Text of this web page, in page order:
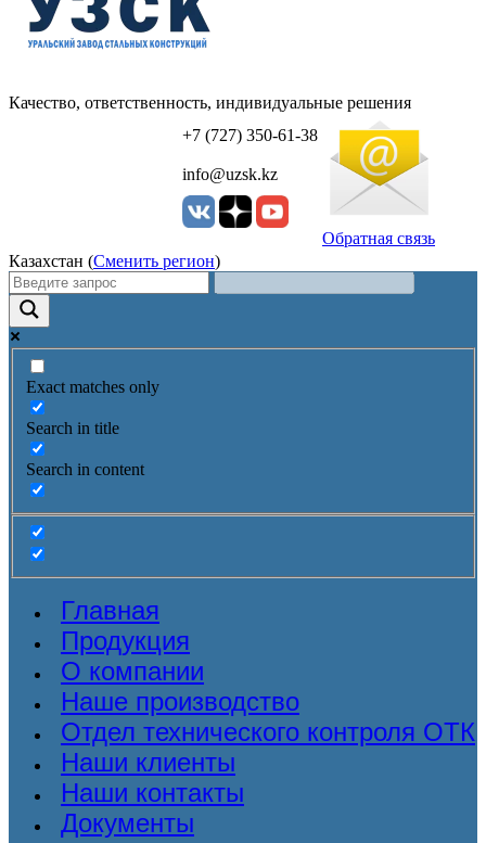
УЗСК Казахстан
Качество, ответственность, индивидуальные решения
+7 (727) 350-61-38
info@uzsk.kz
Обратная связь
Казахстан (Сменить регион)
Exact matches only
Search in title
Search in content
Главная
Продукция
О компании
Наше производство
Отдел технического контроля ОТК
Наши клиенты
Наши контакты
Документы